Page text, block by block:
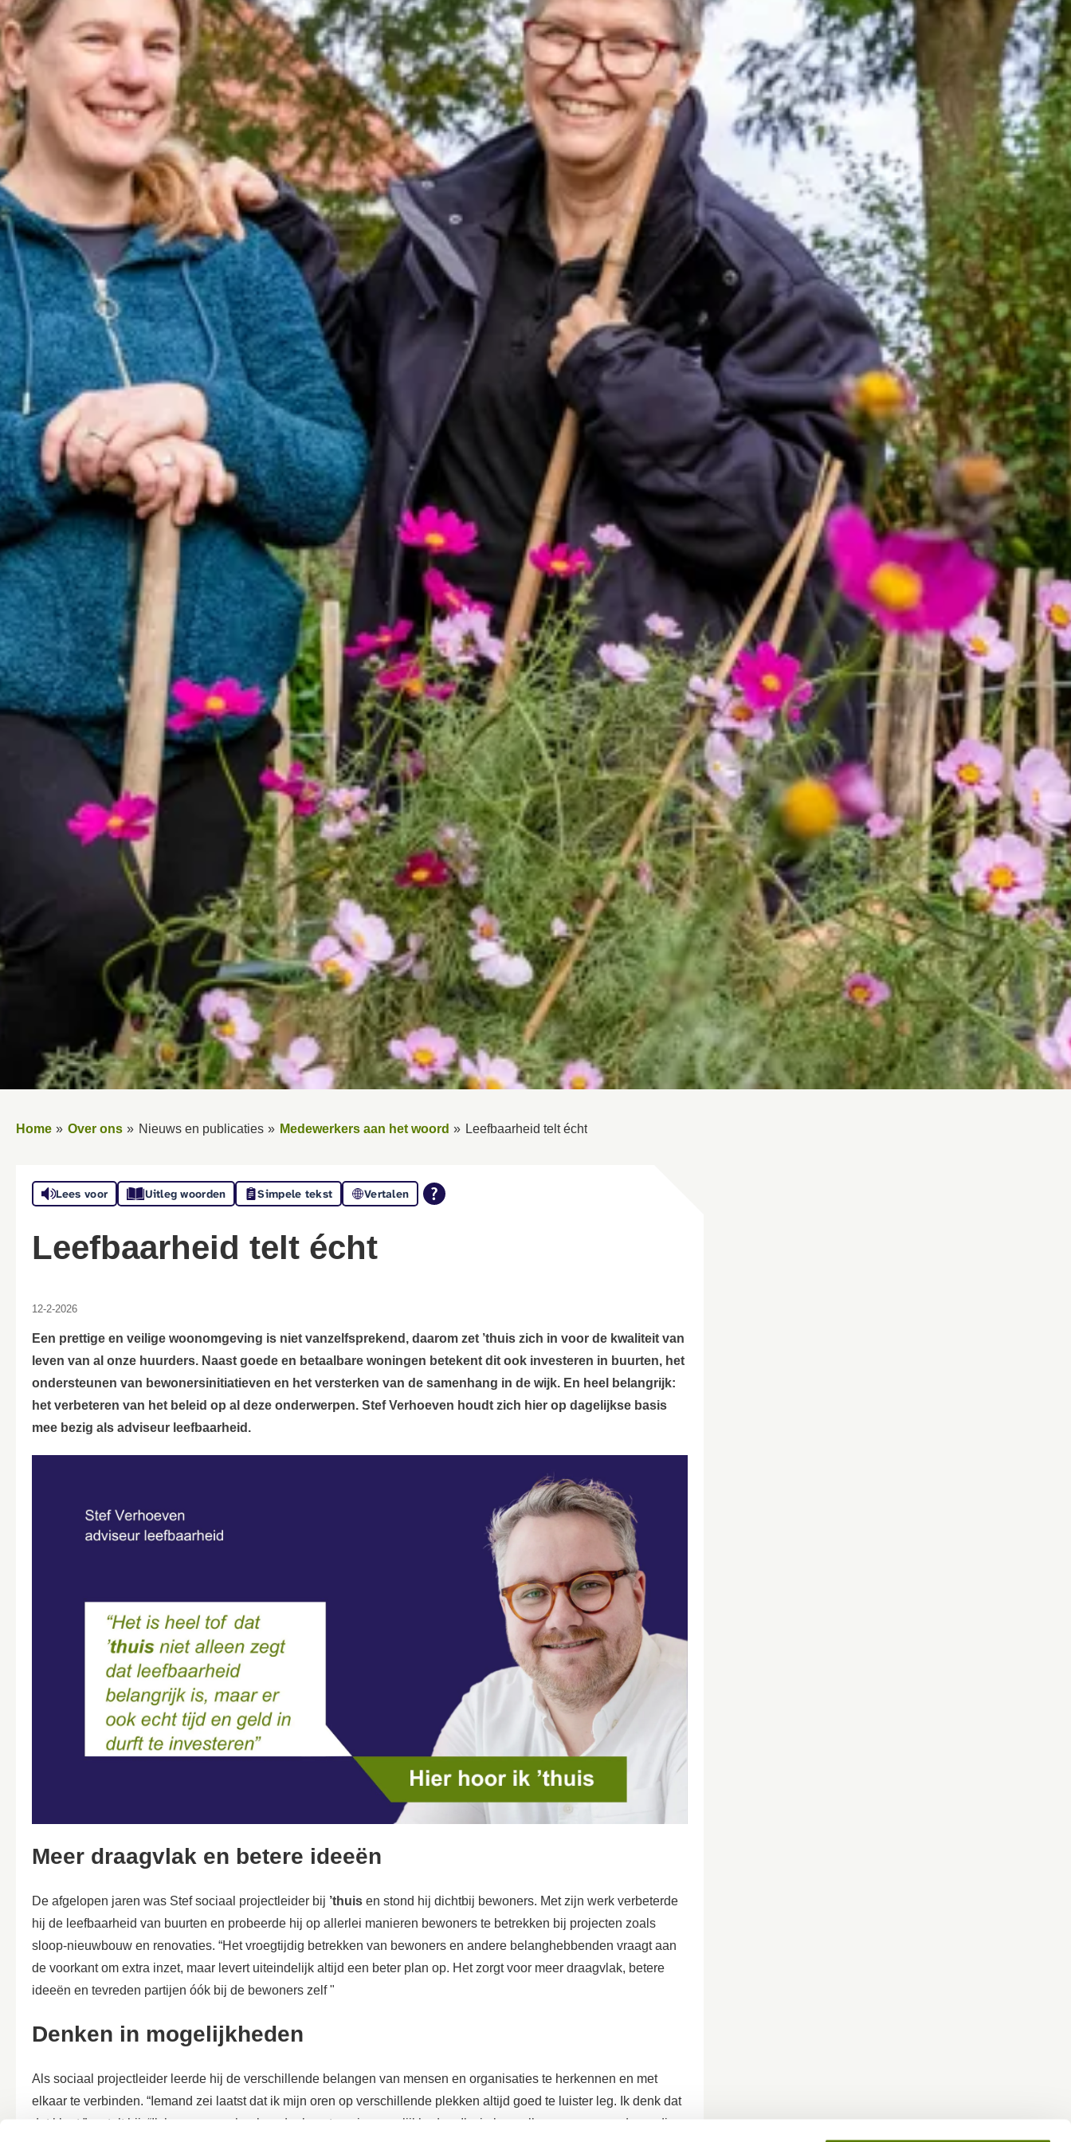
Home Over ons Nieuws en publicaties Medewerkers aan het woord Leefbaarheid telt écht
Lees voor Uitleg woorden Simpele tekst Vertalen
Leefbaarheid telt écht
12-2-2026
Een prettige en veilige woonomgeving is niet vanzelfsprekend, daarom zet ’thuis zich in voor de kwaliteit van
leven van al onze huurders. Naast goede en betaalbare woningen betekent dit ook investeren in buurten, het
ondersteunen van bewonersinitiatieven en het versterken van de samenhang in de wijk. En heel belangrijk:
het verbeteren van het beleid op al deze onderwerpen. Stef Verhoeven houdt zich hier op dagelijkse basis
mee bezig als adviseur leefbaarheid.
Meer draagvlak en betere ideeën
De afgelopen jaren was Stef sociaal projectleider bij ’thuis en stond hij dichtbij bewoners. Met zijn werk verbeterde
hij de leefbaarheid van buurten en probeerde hij op allerlei manieren bewoners te betrekken bij projecten zoals
sloop-nieuwbouw en renovaties. “Het vroegtijdig betrekken van bewoners en andere belanghebbenden vraagt aan
de voorkant om extra inzet, maar levert uiteindelijk altijd een beter plan op. Het zorgt voor meer draagvlak, betere
ideeën en tevreden partijen óók bij de bewoners zelf "
Denken in mogelijkheden
Als sociaal projectleider leerde hij de verschillende belangen van mensen en organisaties te herkennen en met
elkaar te verbinden. “Iemand zei laatst dat ik mijn oren op verschillende plekken altijd goed te luister leg. Ik denk dat
dat klopt,” vertelt hij. “Ik hoor een verhaal en denk meteen in mogelijkheden. Ik zie koppelkansen waar anderen die